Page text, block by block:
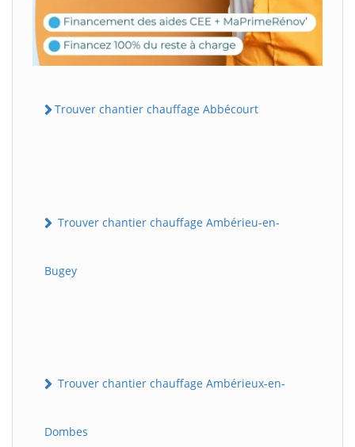
Trouver chantier chauffage Abbécourt
Trouver chantier chauffage Ambérieu-en-
Bugey
Trouver chantier chauffage Ambérieux-en-
Dombes